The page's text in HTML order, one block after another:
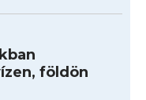
földön